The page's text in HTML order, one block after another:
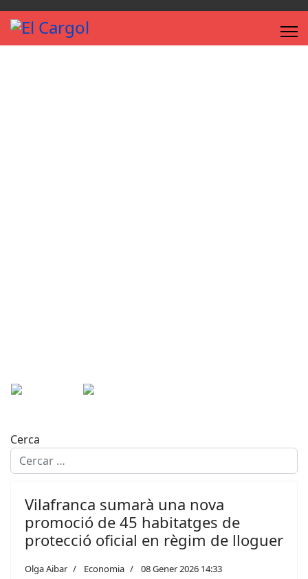
Cerca
Vilafranca sumarà una nova
promoció de 45 habitatges de
protecció oficial en règim de lloguer
Olga Aibar Economia 08 Gener 2026 14:33